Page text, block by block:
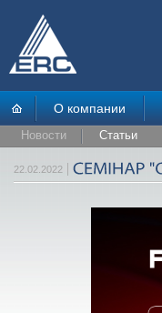
О компании
Новости Статьи
22.02.2022